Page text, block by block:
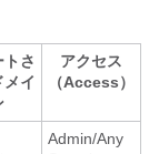
さ
イ
アクセス
（Access）
Admin/Any